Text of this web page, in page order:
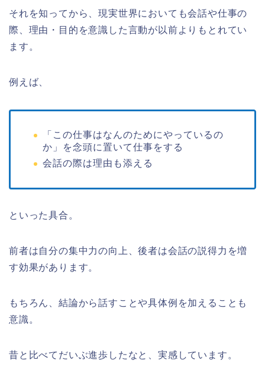
それを知ってから、現実世界においても会話や仕事の
際、理由・目的を意識した言動が以前よりもとれてい
ます。
例えば、
「この仕事はなんのためにやっているの
か」を念頭に置いて仕事をする
会話の際は理由も添える
といった具合。
前者は自分の集中力の向上、後者は会話の説得力を増
す効果があります。
もちろん、結論から話すことや具体例を加えることも
意識。
昔と比べてだいぶ進歩したなと、実感しています。